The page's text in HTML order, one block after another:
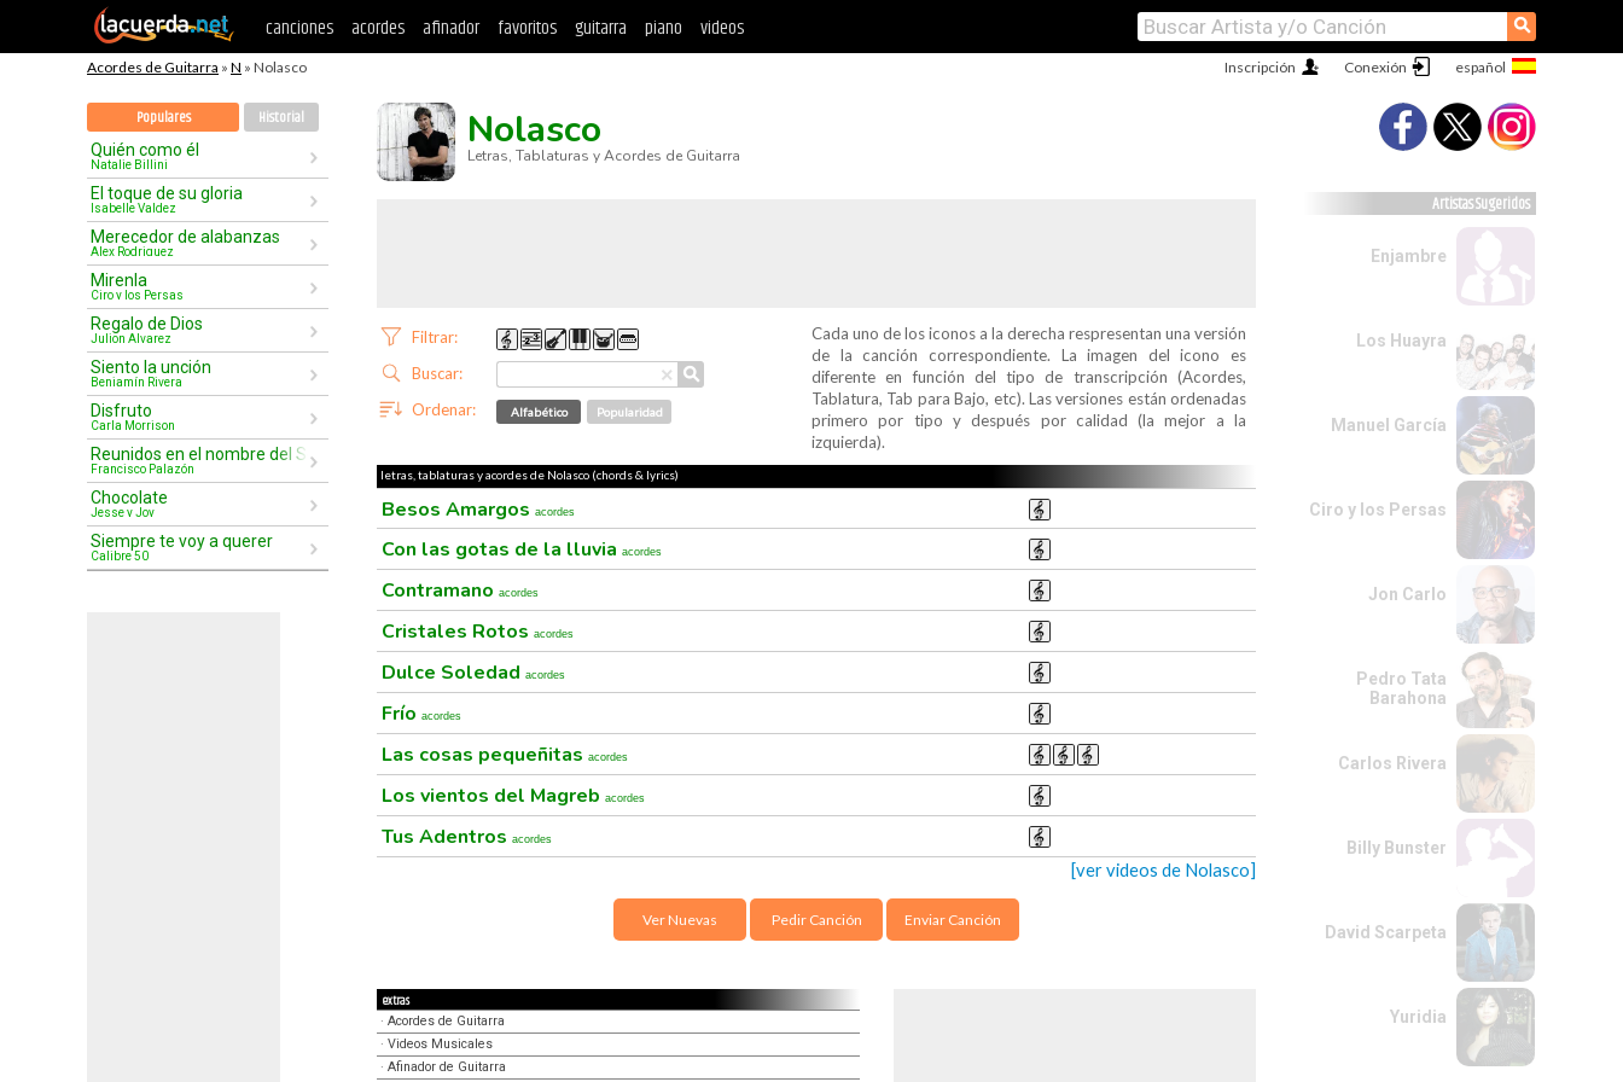
canciones acordes afinador favoritos guitarra piano videos ⚲
Acordes de Guitarra » N » Nolasco Conexión
Inscripción
Populares Historial
Quién como él
Natalie Billini
El toque de su gloria
Isabelle Valdez
Merecedor de alabanzas
Alex Rodriguez
Mirenla
Ciro y los Persas
Regalo de Dios
Julion Alvarez
Siento la unción
Benjamín Rivera
Disfruto
Carla Morrison
Reunidos en el nombre del Señor
Francisco Palazón
Chocolate
Jesse y Joy
Siempre te voy a querer
Calibre 50
Nolasco
Letras, Tablaturas y Acordes de Guitarra
Filtrar:
×
Buscar: ⚲
Ordenar: Alfabético Popularidad
Cada uno de los iconos a la derecha respresentan una versión
de la canción correspondiente. La imagen del icono es
diferente en función del tipo de transcripción (Acordes,
Tablatura, Tab para Bajo, etc). Las versiones están ordenadas
primero por tipo y después por calidad (la mejor a la
izquierda).
letras, tablaturas y acordes de Nolasco (chords & lyrics)
Besos Amargos acordes
Con las gotas de la lluvia acordes
Contramano acordes
Cristales Rotos acordes
Dulce Soledad acordes
Frío acordes
Las cosas pequeñitas acordes
Los vientos del Magreb acordes
Tus Adentros acordes
[ver videos de Nolasco]
Ver Nuevas Pedir Canción Enviar Canción
extras
· Acordes de Guitarra
· Videos Musicales
· Afinador de Guitarra
Artistas Sugeridos
Enjambre
Los Huayra
Manuel García
Ciro y los Persas
Jon Carlo
Pedro Tata
Barahona
Carlos Rivera
Billy Bunster
David Scarpeta
Yuridia